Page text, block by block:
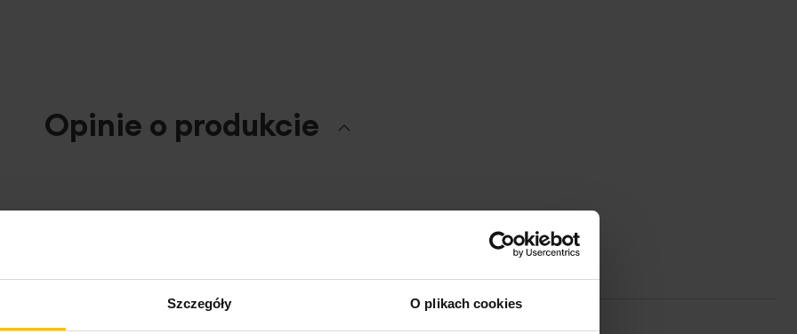
Szczegóły O plikach cookies
Opinie o produkcie